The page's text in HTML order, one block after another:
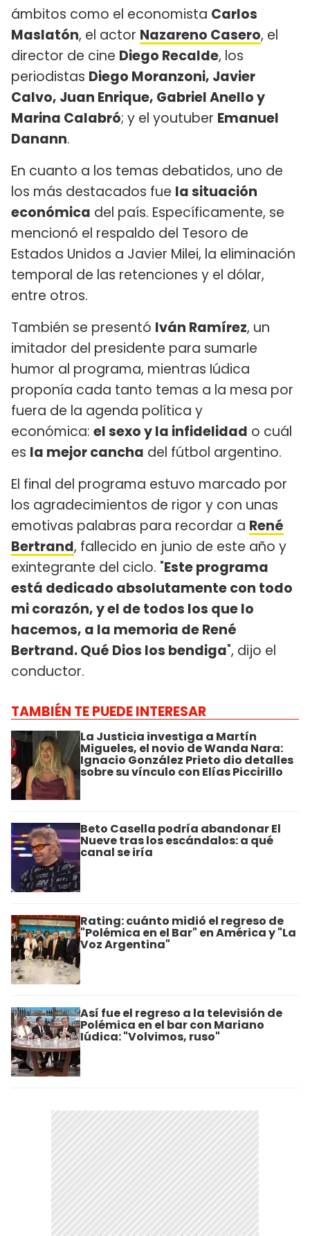
ámbitos como el economista Carlos
Maslatón, el actor Nazareno Casero, el
director de cine Diego Recalde, los
periodistas Diego Moranzoni, Javier
Calvo, Juan Enrique, Gabriel Anello y
Marina Calabró; y el youtuber Emanuel
Danann.
En cuanto a los temas debatidos, uno de
los más destacados fue la situación
económica del país. Específicamente, se
mencionó el respaldo del Tesoro de
Estados Unidos a Javier Milei, la eliminación
temporal de las retenciones y el dólar,
entre otros.
También se presentó Iván Ramírez, un
imitador del presidente para sumarle
humor al programa, mientras Iúdica
proponía cada tanto temas a la mesa por
fuera de la agenda política y
económica: el sexo y la infidelidad o cuál
es la mejor cancha del fútbol argentino.
El final del programa estuvo marcado por
los agradecimientos de rigor y con unas
emotivas palabras para recordar a René
Bertrand, fallecido en junio de este año y
exintegrante del ciclo. "Este programa
está dedicado absolutamente con todo
mi corazón, y el de todos los que lo
hacemos, a la memoria de René
Bertrand. Qué Dios los bendiga", dijo el
conductor.
TAMBIÉN TE PUEDE INTERESAR
La Justicia investiga a Martín
Migueles, el novio de Wanda Nara:
Ignacio González Prieto dio detalles
sobre su vínculo con Elías Piccirillo
Beto Casella podría abandonar El
Nueve tras los escándalos: a qué
canal se iría
Rating: cuánto midió el regreso de
"Polémica en el Bar" en América y "La
Voz Argentina"
Así fue el regreso a la televisión de
Polémica en el bar con Mariano
Iúdica: "Volvimos, ruso"